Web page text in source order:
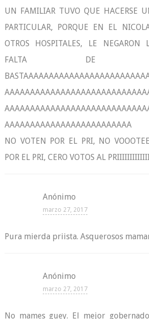
UN FAMILIAR TUVO QUE HACERSE
PARTICULAR, PORQUE EN EL
OTROS HOSPITALES, LE NEGARON
FALTA DE
AAAAAAAAAAAAAAAAAAAAAAAAA
NO VOTEN POR EL PRI, NO
POR EL PRI, CERO VOTOS AL
Anónimo
marzo 27, 2017
Pura mierda priista. Asquerosos
Anónimo
marzo 27, 2017
No mames guey. El mejor